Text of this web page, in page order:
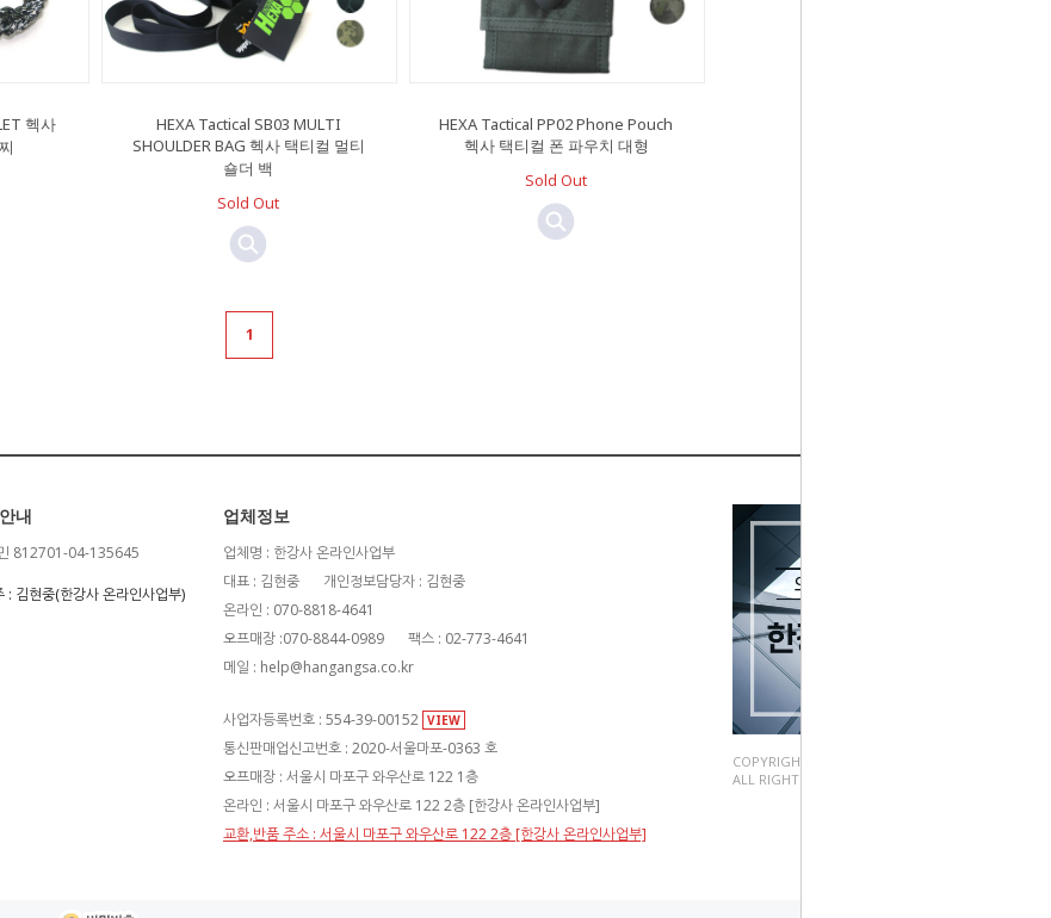
헥사
HEXA Tactical SB03 MULTI
SHOULDER BAG 헥사 택티컬 멀티
숄더 백
Sold Out
HEXA Tactical PP02 Phone Pouch
헥사 택티컬 폰 파우치 대형
Sold Out
1
내
812701-04-135645
: 김현중(한강사 온라인사업부)
업체정보
업체명 : 한강사 온라인사업부
대표 : 김현중
개인정보담당자 : 김현중
온라인 : 070-8818-4641
오프매장 :070-8844-0989
팩스 : 02-773-4641
메일 : help@hangangsa.co.kr
사업자등록번호 : 554-39-00152 VIEW
통신판매업신고번호 : 2020-서울마포-0363 호
오프매장 : 서울시 마포구 와우산로 122 1층
온라인 : 서울시 마포구 와우산로 122 2층 [한강사 온라인사업부]
교환,반품 주소 : 서울시 마포구 와우산로 122 2층 [한강사 온라인사업부]
COPYRIGHT(C).
ALL RIGHT RESERVED.